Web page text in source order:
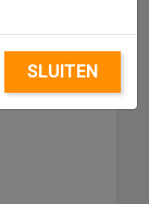
SLUITEN